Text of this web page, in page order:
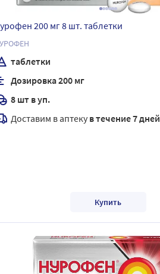
200 мг 8 шт. таблетки
таблетки
Дозировка 200 мг
8 шт в уп.
Доставим в аптеку в течение 7 дней
Купить